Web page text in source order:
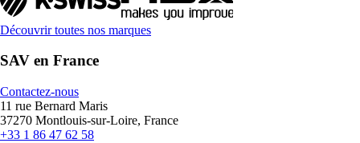
Découvrir toutes nos marques
SAV en France
Contactez-nous
11 rue Bernard Maris
37270 Montlouis-sur-Loire, France
+33 1 86 47 62 58